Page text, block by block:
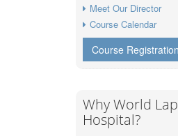
Meet Our Director
Course Calendar
Course Registration
Why World
Hospital?